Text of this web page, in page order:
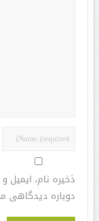
ذخیره نام، ایمیل
دوباره دیدگاهی